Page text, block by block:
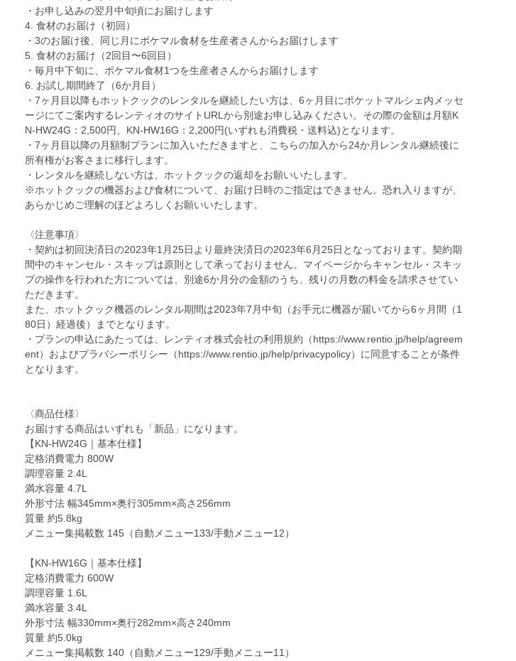
・お申し込みの翌月中旬頃にお届けします
4. 食材のお届け（初回）
・3のお届け後、同じ月にポケマル食材を生産者さんからお届けします
5. 食材のお届け（2回目〜6回目）
・毎月中下旬に、ポケマル食材1つを生産者さんからお届けします
6. お試し期間終了（6か月目）
・7ヶ月目以降もホットクックのレンタルを継続したい方は、6ヶ月目にポケットマルシェ内メッセ
ージにてご案内するレンティオのサイトURLから別途お申し込みください。その際の金額は月額K
N-HW24G：2,500円、KN-HW16G：2,200円(いずれも消費税・送料込)となります。
・7ヶ月目以降の月額制プランに加入いただきますと、こちらの加入から24か月レンタル継続後に
所有権がお客さまに移行します。
・レンタルを継続しない方は、ホットクックの返却をお願いいたします。
※ホットクックの機器および食材について、お届け日時のご指定はできません。恐れ入りますが、
あらかじめご理解のほどよろしくお願いいたします。
〈注意事項〉
・契約は初回決済日の2023年1月25日より最終決済日の2023年6月25日となっております。契約期
間中のキャンセル・スキップは原則として承っておりません。マイページからキャンセル・スキッ
プの操作を行われた方については、別途6か月分の金額のうち、残りの月数の料金を請求させてい
ただきます。
また、ホットクック機器のレンタル期間は2023年7月中旬（お手元に機器が届いてから6ヶ月間（1
80日）経過後）までとなります。
・プランの申込にあたっては、レンティオ株式会社の利用規約（https://www.rentio.jp/help/agreem
ent）およびプラバシーポリシー（https://www.rentio.jp/help/privacypolicy）に同意することが条件
となります。
〈商品仕様〉
お届けする商品はいずれも「新品」になります。
【KN-HW24G｜基本仕様】
定格消費電力 800W
調理容量 2.4L
満水容量 4.7L
外形寸法 幅345mm×奥行305mm×高さ256mm
質量 約5.8kg
メニュー集掲載数 145（自動メニュー133/手動メニュー12）
【KN-HW16G｜基本仕様】
定格消費電力 600W
調理容量 1.6L
満水容量 3.4L
外形寸法 幅330mm×奥行282mm×高さ240mm
質量 約5.0kg
メニュー集掲載数 140（自動メニュー129/手動メニュー11）